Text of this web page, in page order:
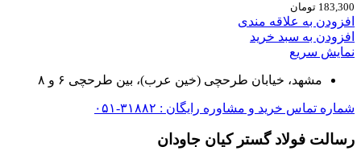
183,300 تومان
افزودن به علاقه مندی
افزودن به سبد خرید
نمایش سریع
مشهد، خیابان طرحچی (خین عرب)، بین طرحچی ۶ و ۸
شماره تماس خرید و مشاوره رایگان : ۳۱۸۸۲-۰۵۱
رسالت فولاد گستر کیان جاودان